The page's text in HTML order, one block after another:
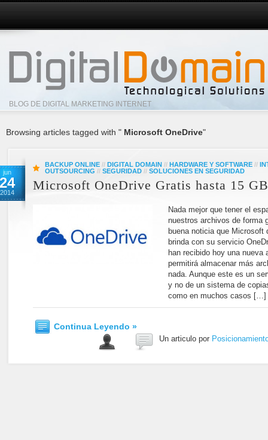
BLOG DE DIGITAL MARKETING INTERNET
Browsing articles tagged with " Microsoft OneDrive"
jun
24
2014
BACKUP ONLINE // DIGITAL DOMAIN // HARDWARE Y SOFTWARE //
OUTSOURCING // SEGURIDAD // SOLUCIONES EN SEGURIDAD
Microsoft OneDrive Gratis hasta 15 GB
Nada mejor que tener el
nuestros archivos de forma
buena noticia que Microsoft
brinda con su servicio
han recibido hoy una nueva
permitirá almacenar más
nada. Aunque este es un
y no de un sistema de
como en muchos casos […]
Continua Leyendo »
Un articulo por